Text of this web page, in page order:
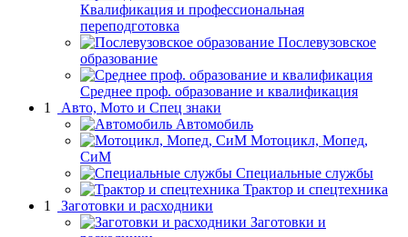
Квалификация и профессиональная
переподготовка
Послевузовское
образование
Среднее проф. образование и квалификация
1
Авто, Мото и Спец знаки
Автомобиль
Мотоцикл, Мопед,
СиМ
Специальные службы
Трактор и спецтехника
1
Заготовки и расходники
Заготовки и